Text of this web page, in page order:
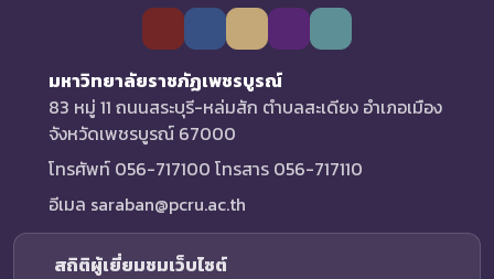
มหาวิทยาลัยราชภัฏเพชรบูรณ์
83 หมู่ 11 ถนนสระบุรี-หล่มสัก ตำบลสะเดียง อำเภอเมือง
จังหวัดเพชรบูรณ์ 67000
โทรศัพท์ 056-717100 โทรสาร 056-717110
อีเมล saraban@pcru.ac.th
สถิติผู้เยี่ยมชมเว็บไซต์